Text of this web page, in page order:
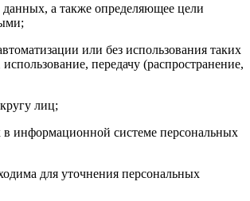
а также определяющее цели
или без использования таких
передачу (распространение,
лиц;
в информационной системе персональных
для уточнения персональных